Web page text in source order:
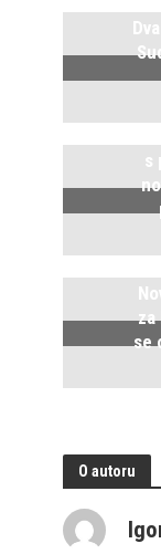
s
za
se
O autoru